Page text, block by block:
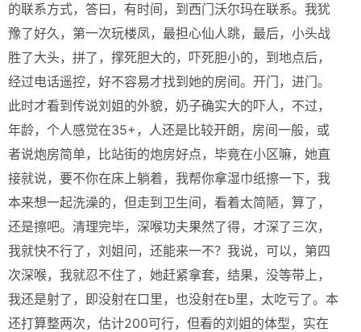
的联系方式，答曰，有时间，到西门沃尔玛在联系。我犹
豫了好久，第一次玩楼凤，最担心仙人跳，最后，小头战
胜了大头，拼了，撑死胆大的，吓死胆小的，到地点后，
经过电话遥控，好不容易才找到她的房间。开门，进门。
此时才看到传说刘姐的外貌，奶子确实大的吓人，不过，
年龄，个人感觉在35+，人还是比较开朗，房间一般，或
者说炮房简单，比站街的炮房好点，毕竟在小区嘛，她直
接就说，要不你在床上躺着，我帮你拿湿巾纸擦一下，我
本来想一起洗澡的，但走到卫生间，看着太简陋，算了，
还是擦吧。清理完毕，深喉功夫果然了得，才深了三次，
我就快不行了，刘姐问，还能来一不？我说，可以，第四
次深喉，我就忍不住了，她赶紧拿套，结果，没等带上，
我还是射了，即没射在口里，也没射在b里，太吃亏了。本
还打算整两次，估计200可行，但看的刘姐的体型，实在